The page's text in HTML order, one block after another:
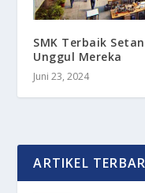
SMK Terbaik
Unggul Mereka
Juni 23, 2024
ARTIKEL